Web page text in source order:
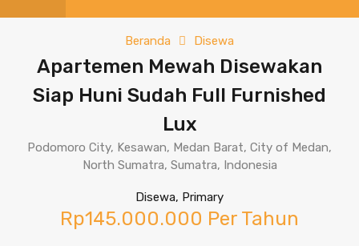
Beranda Disewa
Apartemen Mewah Disewakan
Siap Huni Sudah Full Furnished
Lux
Podomoro City, Kesawan, Medan Barat, City of Medan,
North Sumatra, Sumatra, Indonesia
Disewa, Primary
Rp145.000.000 Per Tahun